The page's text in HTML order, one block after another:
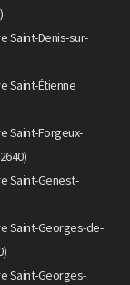
Saint-Denis-sur-
Saint-Étienne
Saint-Forgeux-
Saint-Genest-
Saint-Georges-de-
Saint-Georges-